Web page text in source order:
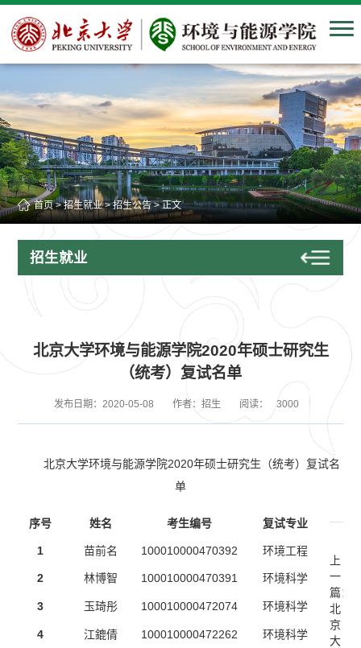
首页>招生就业>招生公告> 正文
招生就业
北京大学环境与能源学院2020年硕士研究生
（统考）复试名单
发布日期：2020-05-08 作者：招生 阅读： 3000
北京大学环境与能源学院2020年硕士研究生（统考）复试名
单
序号 姓名 考生编号 复试专业
1 苗前名 100010000470392 环境工程
2 林博智 100010000470391 环境科学
3 玉琦彤 100010000472074 环境科学
4 江鎞倩 100010000472262 环境科学
上
一
篇：
北
京
大